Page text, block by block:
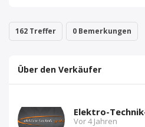
162 Treffer 0 Bemerkungen
Über den Verkäufer
Elektro-
Vor 4 Jahren